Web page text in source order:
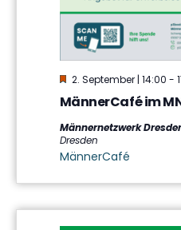
MännerCafé im
Hervorgehoben
2. September | 14:00 -
Männernetzwerk
Dresden
MännerCafé